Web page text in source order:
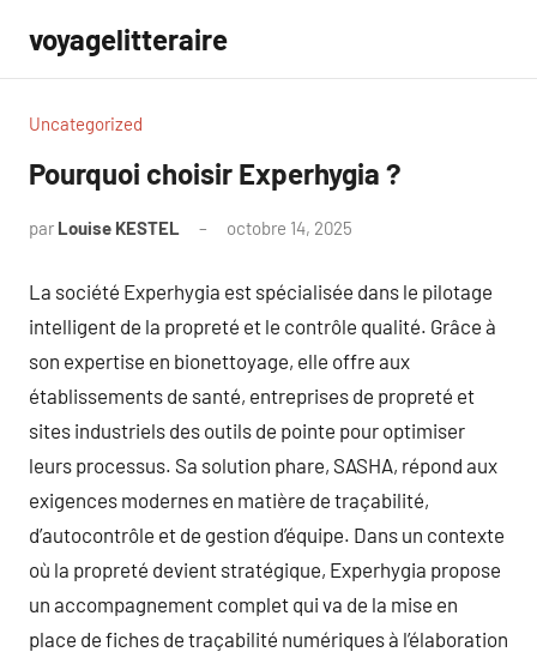
contenu
voyagelitteraire
Uncategorized
Pourquoi choisir Experhygia ?
par Louise KESTEL octobre 14, 2025
La société Experhygia est spécialisée dans le pilotage
intelligent de la propreté et le contrôle qualité. Grâce à
son expertise en bionettoyage, elle offre aux
établissements de santé, entreprises de propreté et
sites industriels des outils de pointe pour optimiser
leurs processus. Sa solution phare, SASHA, répond aux
exigences modernes en matière de traçabilité,
d’autocontrôle et de gestion d’équipe. Dans un contexte
où la propreté devient stratégique, Experhygia propose
un accompagnement complet qui va de la mise en
place de fiches de traçabilité numériques à l’élaboration